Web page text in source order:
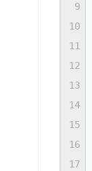
9
10
11
12
13
14
15
16
17